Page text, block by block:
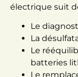
électrique suit
Le
La
Le
batteries
Le